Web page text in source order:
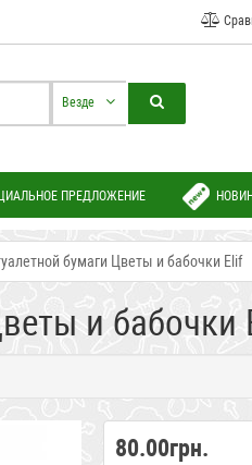
Везде
ПРЕДЛОЖЕНИЕ
бумаги Цветы и бабочки Elif
и бабочки
80.00грн.